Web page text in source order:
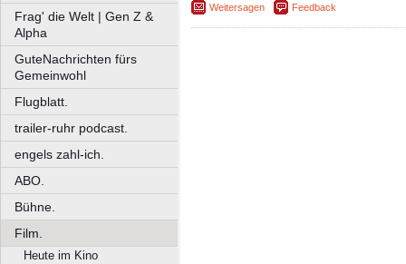
Frag' die Welt | Gen Z &
Alpha
GuteNachrichten fürs
Gemeinwohl
Flugblatt.
trailer-ruhr podcast.
engels zahl-ich.
ABO.
Bühne.
Film.
Heute im Kino
Weitersagen Feedback